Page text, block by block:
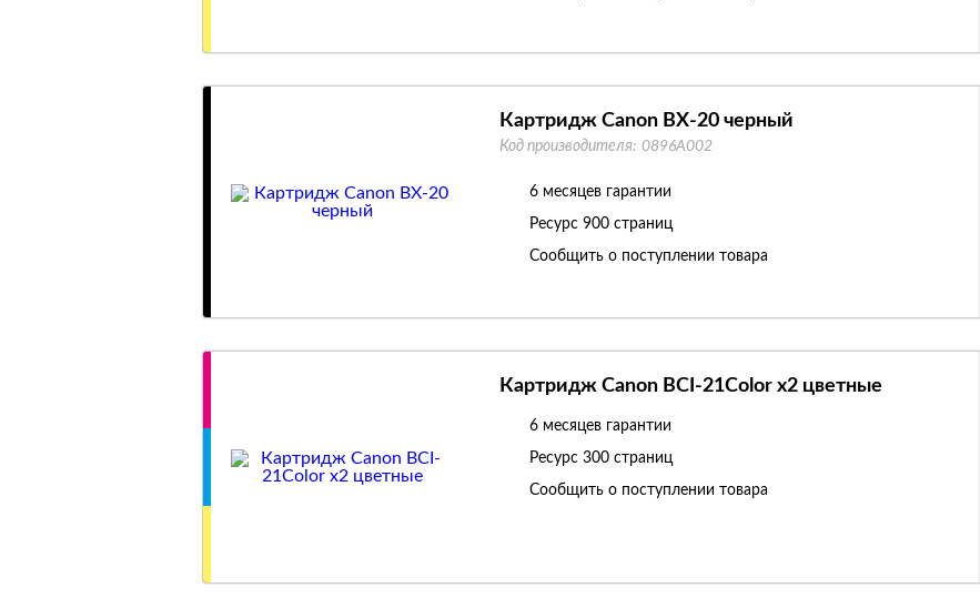
Картридж Canon BX-20 черный
Код производителя: 0896A002
6 месяцев гарантии
Ресурс 900 страниц
Сообщить о поступлении товара
Картридж Canon BCI-21Color x2 цветные
6 месяцев гарантии
Ресурс 300 страниц
Сообщить о поступлении товара